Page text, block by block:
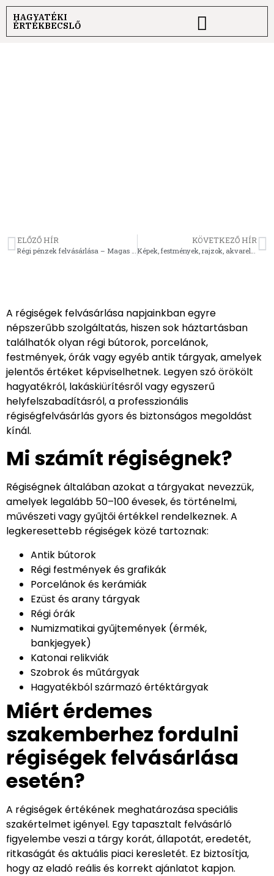
HAGYATÉKI
ÉRTÉKBECSLŐ
ELŐZŐ HÍR KÖVETKEZŐ HÍR
A régiségek felvásárlása napjainkban egyre
népszerűbb szolgáltatás, hiszen sok háztartásban
találhatók olyan régi bútorok, porcelánok,
festmények, órák vagy egyéb antik tárgyak, amelyek
jelentős értéket képviselhetnek. Legyen szó örökölt
hagyatékról, lakáskiürítésről vagy egyszerű
helyfelszabadításról, a professzionális
régiségfelvásárlás gyors és biztonságos megoldást
kínál.
Mi számít régiségnek?
Régiségnek általában azokat a tárgyakat nevezzük,
amelyek legalább 50–100 évesek, és történelmi,
művészeti vagy gyűjtői értékkel rendelkeznek. A
legkeresettebb régiségek közé tartoznak:
Antik bútorok
Régi festmények és grafikák
Porcelánok és kerámiák
Ezüst és arany tárgyak
Régi órák
Numizmatikai gyűjtemények (érmék,
bankjegyek)
Katonai relikviák
Szobrok és műtárgyak
Hagyatékból származó értéktárgyak
Miért érdemes
szakemberhez fordulni
régiségek felvásárlása
esetén?
A régiségek értékének meghatározása speciális
szakértelmet igényel. Egy tapasztalt felvásárló
figyelembe veszi a tárgy korát, állapotát, eredetét,
ritkaságát és aktuális piaci keresletét. Ez biztosítja,
hogy az eladó reális és korrekt ajánlatot kapjon.